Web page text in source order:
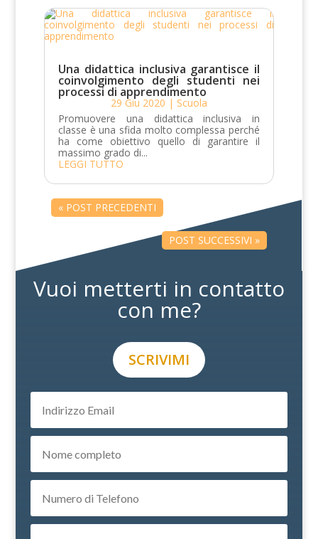
Una didattica inclusiva garantisce il
coinvolgimento degli studenti nei
processi di apprendimento
29 Giu 2020 | Scuola
Promuovere una didattica inclusiva in
classe è una sfida molto complessa perché
ha come obiettivo quello di garantire il
massimo grado di...
LEGGI TUTTO
« POST PRECEDENTI
POST SUCCESSIVI »
Vuoi metterti in contatto
con me?
SCRIVIMI